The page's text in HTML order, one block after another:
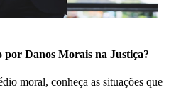
por Danos Morais na Justiça?
moral, conheça as situações que